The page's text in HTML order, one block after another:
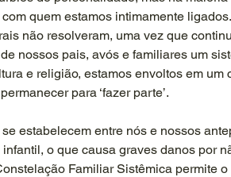
quem estamos intimamente
não resolveram, uma vez que
nossos pais, avós e familiares um
e religião, estamos envoltos em um
para ‘fazer parte’.
estabelecem entre nós e nossos
o que causa graves danos por
Familiar Sistêmica permite